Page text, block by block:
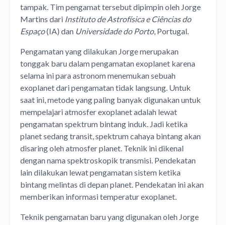
tampak. Tim pengamat tersebut dipimpin oleh Jorge
Martins dari Instituto de Astrofísica e Ciências do
Espaço(IA) dan Universidade do Porto, Portugal.
Pengamatan yang dilakukan Jorge merupakan
tonggak baru dalam pengamatan exoplanet karena
selama ini para astronom menemukan sebuah
exoplanet dari pengamatan tidak langsung. Untuk
saat ini, metode yang paling banyak digunakan untuk
mempelajari atmosfer exoplanet adalah lewat
pengamatan spektrum bintang induk. Jadi ketika
planet sedang transit, spektrum cahaya bintang akan
disaring oleh atmosfer planet. Teknik ini dikenal
dengan nama spektroskopik transmisi. Pendekatan
lain dilakukan lewat pengamatan sistem ketika
bintang melintas di depan planet. Pendekatan ini akan
memberikan informasi temperatur exoplanet.
Teknik pengamatan baru yang digunakan oleh Jorge